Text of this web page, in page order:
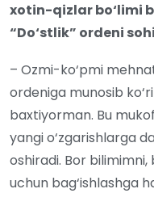
xotin-qizlar bo‘limi
“Do‘stlik” ordeni
– Ozmi-ko‘pmi
ordeniga munosib
baxtiyorman. Bu
yangi o‘zgarishlarga
oshiradi. Bor
uchun bag‘ishlashga